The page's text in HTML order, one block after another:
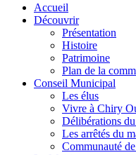
Accueil
Découvrir
Présentation
Histoire
Patrimoine
Plan de la
Conseil Municipal
Les élus
Vivre à Chiry
Délibérations
Les arrêtés du
Communauté